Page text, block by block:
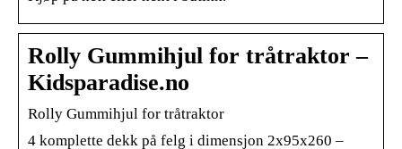
Rolly Gummihjul for tråtraktor –
Kidsparadise.no
Rolly Gummihjul for tråtraktor
4 komplette dekk på felg i dimensjon 2x95x260 –